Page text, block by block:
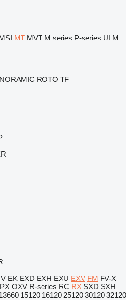
MSI MT MVT M series P-series ULM
ROTO TF
EK EXD EXH EXU EXV FM FV-X
OXV R-series RC RX SXD SXH
13660 15120 16120 25120 30120 32120